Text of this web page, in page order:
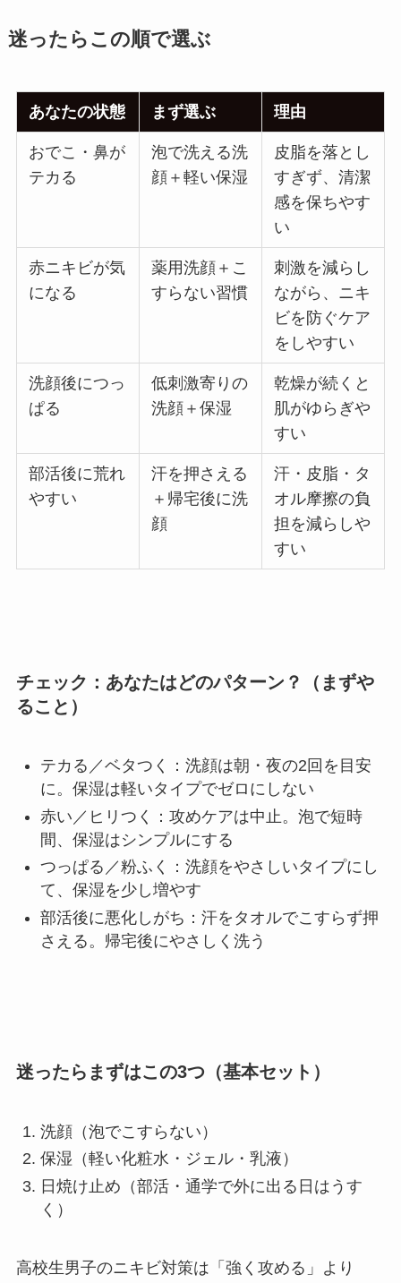
迷ったらこの順で選ぶ
あなたの状態 まず選ぶ 理由
おでこ・鼻が
テカる
泡で洗える洗
顔＋軽い保湿
皮脂を落とし
すぎず、清潔
感を保ちやす
い
赤ニキビが気
になる
薬用洗顔＋こ
すらない習慣
刺激を減らし
ながら、ニキ
ビを防ぐケア
をしやすい
洗顔後につっ
ぱる
低刺激寄りの
洗顔＋保湿
乾燥が続くと
肌がゆらぎや
すい
部活後に荒れ
やすい
汗を押さえる
＋帰宅後に洗
顔
汗・皮脂・タ
オル摩擦の負
担を減らしや
すい
チェック：あなたはどのパターン？（まずや
ること）
テカる／ベタつく：洗顔は朝・夜の2回を目安
に。保湿は軽いタイプでゼロにしない
赤い／ヒリつく：攻めケアは中止。泡で短時
間、保湿はシンプルにする
つっぱる／粉ふく：洗顔をやさしいタイプにし
て、保湿を少し増やす
部活後に悪化しがち：汗をタオルでこすらず押
さえる。帰宅後にやさしく洗う
迷ったらまずはこの3つ（基本セット）
洗顔（泡でこすらない）
保湿（軽い化粧水・ジェル・乳液）
日焼け止め（部活・通学で外に出る日はうす
く）
高校生男子のニキビ対策は「強く攻める」より